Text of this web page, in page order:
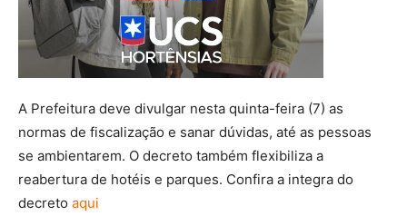
A Prefeitura deve divulgar nesta quinta-feira (7) as
normas de fiscalização e sanar dúvidas, até as pessoas
se ambientarem. O decreto também flexibiliza a
reabertura de hotéis e parques. Confira a integra do
decreto aqui